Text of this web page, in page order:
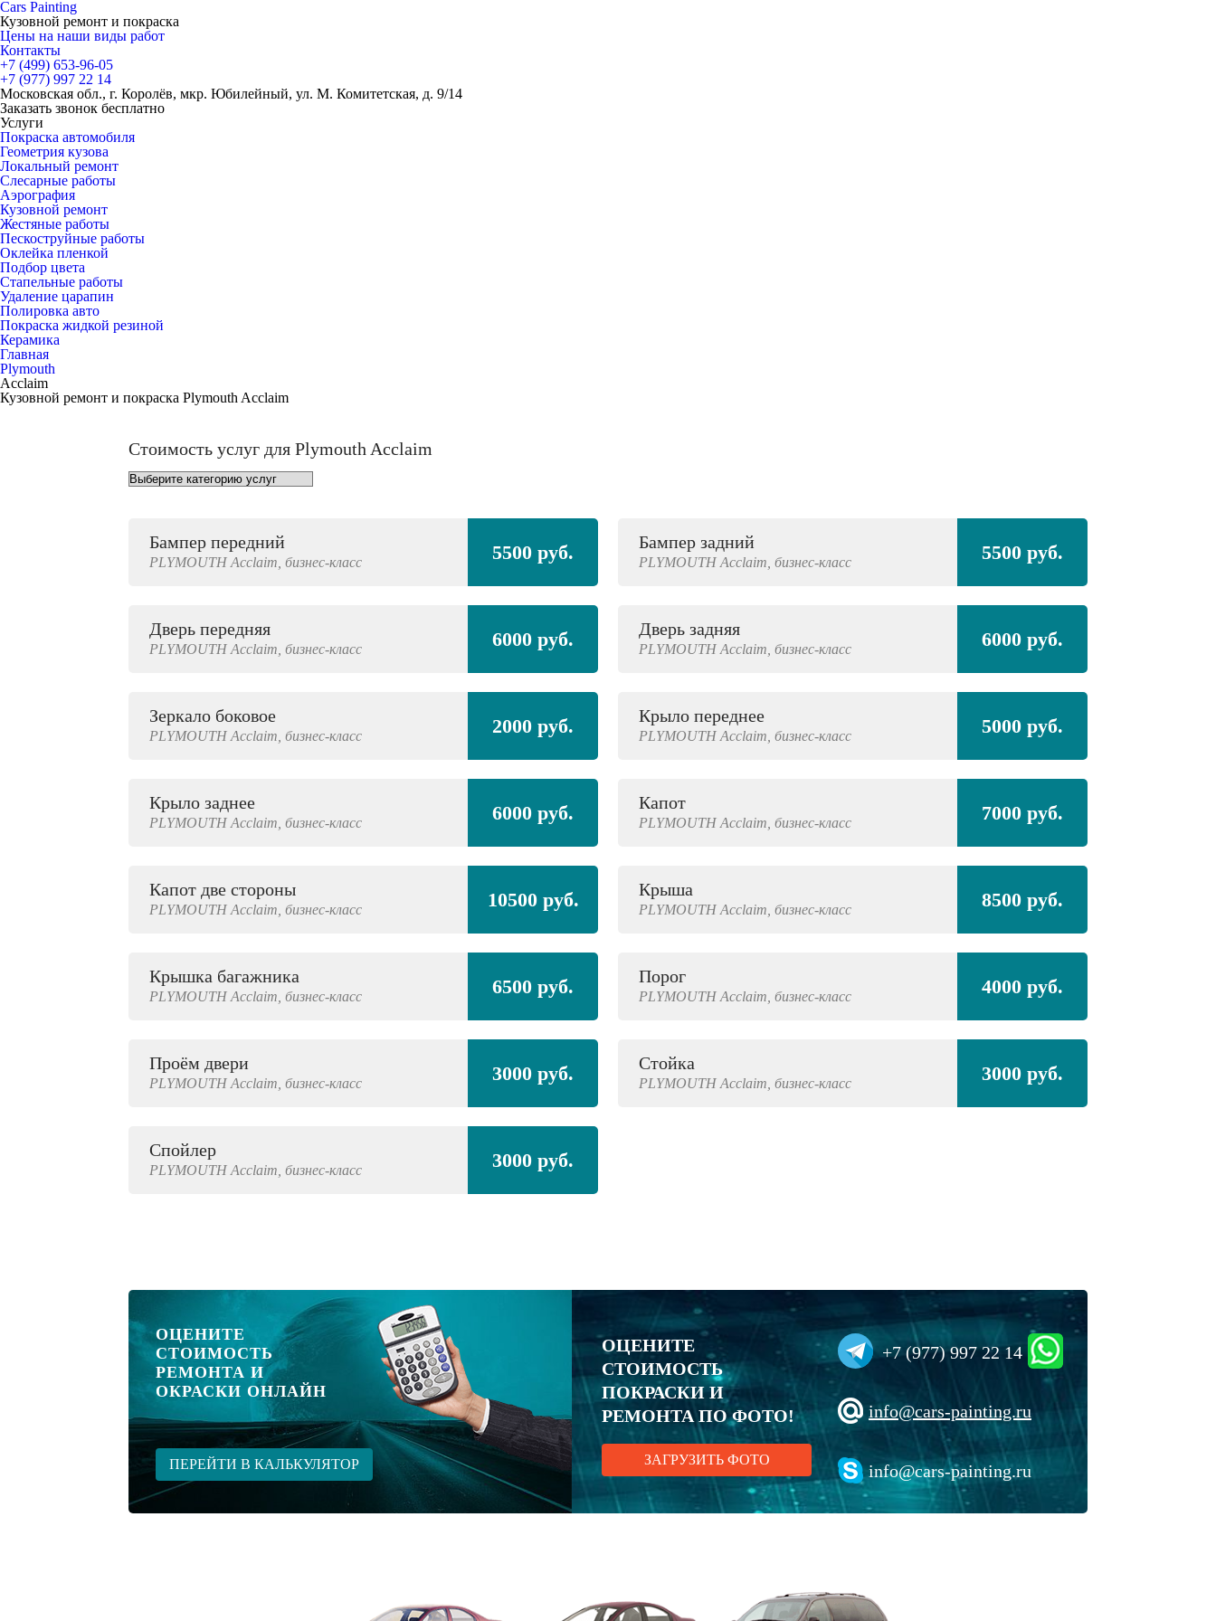
Cars Painting
Кузовной ремонт и покраска
Цены на наши виды работ
Контакты
+7 (499) 653-96-05
+7 (977) 997 22 14
Московская обл., г. Королёв, мкр. Юбилейный, ул. М. Комитетская, д. 9/14
Заказать звонок бесплатно
Услуги
Покраска автомобиля
Геометрия кузова
Локальный ремонт
Слесарные работы
Аэрография
Кузовной ремонт
Жестяные работы
Пескоструйные работы
Оклейка пленкой
Подбор цвета
Стапельные работы
Удаление царапин
Полировка авто
Покраска жидкой резиной
Керамика
Главная
Plymouth
Acclaim
Кузовной ремонт и покраска Plymouth Acclaim
Стоимость услуг для Plymouth Acclaim
Бампер передний
PLYMOUTH Acclaim, бизнес-класс 5500 руб. Бампер задний
PLYMOUTH Acclaim, бизнес-класс 5500 руб.
Дверь передняя
PLYMOUTH Acclaim, бизнес-класс 6000 руб. Дверь задняя
PLYMOUTH Acclaim, бизнес-класс 6000 руб.
Зеркало боковое
PLYMOUTH Acclaim, бизнес-класс 2000 руб. Крыло переднее
PLYMOUTH Acclaim, бизнес-класс 5000 руб.
Крыло заднее
PLYMOUTH Acclaim, бизнес-класс 6000 руб. Капот
PLYMOUTH Acclaim, бизнес-класс 7000 руб.
Капот две стороны
PLYMOUTH Acclaim, бизнес-класс 10500 руб. Крыша
PLYMOUTH Acclaim, бизнес-класс 8500 руб.
Крышка багажника
PLYMOUTH Acclaim, бизнес-класс 6500 руб. Порог
PLYMOUTH Acclaim, бизнес-класс 4000 руб.
Проём двери
PLYMOUTH Acclaim, бизнес-класс 3000 руб. Стойка
PLYMOUTH Acclaim, бизнес-класс 3000 руб.
Спойлер
PLYMOUTH Acclaim, бизнес-класс 3000 руб.
ОЦЕНИТЕ
СТОИМОСТЬ
РЕМОНТА И
ОКРАСКИ ОНЛАЙН
ПЕРЕЙТИ В КАЛЬКУЛЯТОР
ОЦЕНИТЕ
СТОИМОСТЬ
ПОКРАСКИ И
РЕМОНТА ПО ФОТО!
ЗАГРУЗИТЬ ФОТО
+7 (977) 997 22 14
info@cars-painting.ru
info@cars-painting.ru